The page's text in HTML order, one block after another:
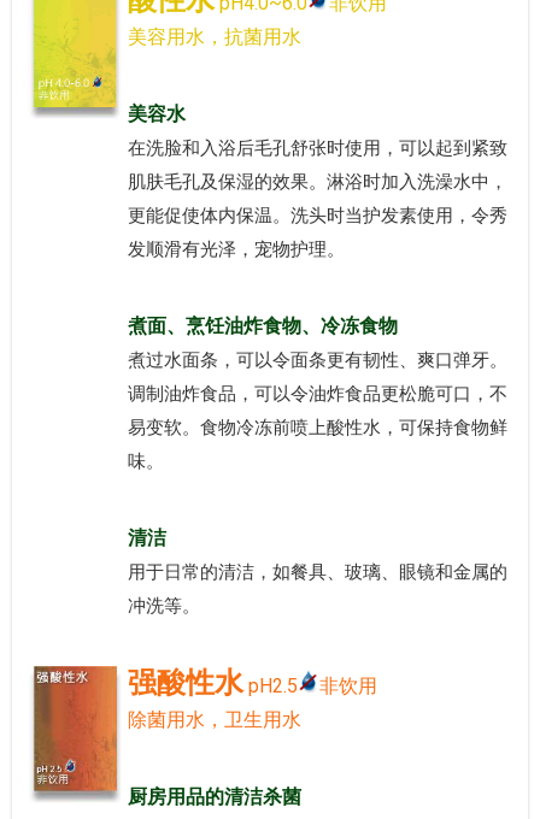
美容用水，抗菌用水
美容水
在洗脸和入浴后毛孔舒张时使用，可以起到紧致
肌肤毛孔及保湿的效果。淋浴时加入洗澡水中，
更能促使体内保温。洗头时当护发素使用，令秀
发顺滑有光泽，宠物护理。
煮面、烹饪油炸食物、冷冻食物
煮过水面条，可以令面条更有韧性、爽口弹牙。
调制油炸食品，可以令油炸食品更松脆可口，不
易变软。食物冷冻前喷上酸性水，可保持食物鲜
味。
清洁
用于日常的清洁，如餐具、玻璃、眼镜和金属的
冲洗等。
强酸性水pH2.5
非饮用
除菌用水，卫生用水
厨房用品的清洁杀菌